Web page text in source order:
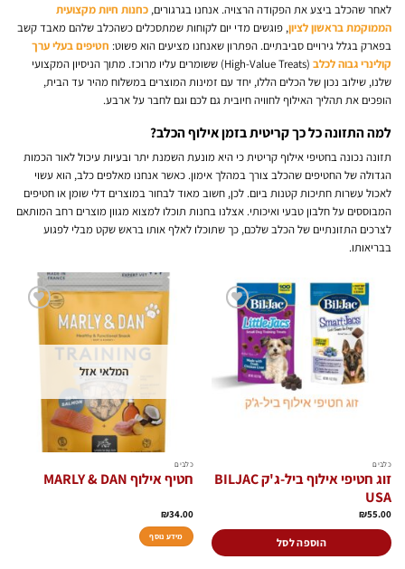
לאחר שהכלב ביצע את הפקודה הרצויה. אנחנו בגרגורים, כחנות חיות מקצועית
הממוקמת בראשון לציון, פוגשים מדי יום לקוחות שמתסכלים כשהכלב שלהם מאבד קשב
בפארק בגלל גירויים סביבתיים. הפתרון שאנחנו מציעים הוא פשוט: חטיפים בעלי ערך
קולינרי גבוה לכלב
(High-Value Treats) ששומרים עליו מרוכז. מתוך הניסיון המקצועי
שלנו, שילוב נכון של הכלים הללו, יחד עם זמינות המוצרים במשלוח מהיר עד הבית,
הופכים את תהליך האילוף לחוויה חיובית גם לכם וגם לחבר על ארבע.
למה התזונה כל כך קריטית בזמן אילוף הכלב?
תזונה נכונה בחטיפי אילוף קריטית כי היא מונעת השמנת יתר ובעיות עיכול לאור הכמות
הגדולה של החטיפים שהכלב צורך במהלך אימון. כאשר אנחנו מאלפים כלב, הוא עשוי
לאכול עשרות חתיכות קטנות ביום. לכן, חשוב מאוד לבחור במוצרים דלי שומן או חטיפים
המבוססים על חלבון טבעי ואיכותי. אצלנו בחנות תוכלו למצוא מגוון מוצרים רחב המותאם
לצרכים התזונתיים של הכלב שלכם, כך שתוכלו לאלף אותו בראש שקט מבלי לפגוע
בבריאותו.
הוסף
לרשימת
כלבים
זוג חטיפי אילוף ביל-ג'ק BILJAC
USA
₪55.00
הוספה לסל
המלאי אזל
כלבים
חטיף אילוף MARLY & DAN
₪34.00
מידע נוסף